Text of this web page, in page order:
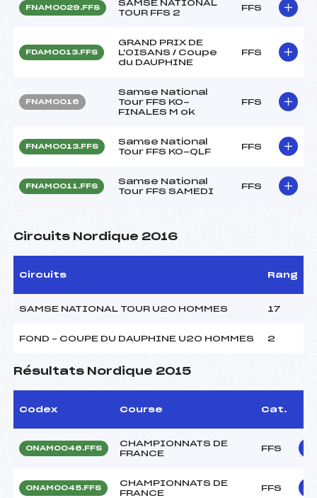
FNAM0029.FFS
SAMSE NATIONAL
TOUR FFS 2
FFS
FDAM0013.FFS
GRAND PRIX DE
L'OISANS / Coupe
du DAUPHINE
FFS
FNAM0016
Samse National
Tour FFS KO-
FINALES M ok
FFS
FNAM0013.FFS
Samse National
Tour FFS KO-QLF
FFS
FNAM0011.FFS
Samse National
Tour FFS SAMEDI
FFS
Circuits Nordique 2016
Circuits Rang
SAMSE NATIONAL TOUR U20 HOMMES 17
FOND – COUPE DU DAUPHINE U20 HOMMES 2
Résultats Nordique 2015
Codex Course Cat.
ONAM0046.FFS
CHAMPIONNATS DE
FRANCE
FFS
ONAM0045.FFS
CHAMPIONNATS DE
FRANCE
FFS